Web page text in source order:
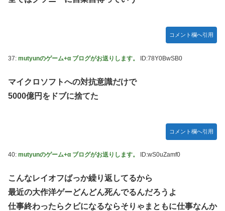
コメント欄へ引用
37: mutyunのゲーム+α ブログがお送りします。 ID:78Y0BwSB0
マイクロソフトへの対抗意識だけで
5000億円をドブに捨てた
コメント欄へ引用
40: mutyunのゲーム+α ブログがお送りします。 ID:wS0uZamf0
こんなレイオフばっか繰り返してるから
最近の大作洋ゲーどんどん死んでるんだろうよ
仕事終わったらクビになるならそりゃまともに仕事なんか